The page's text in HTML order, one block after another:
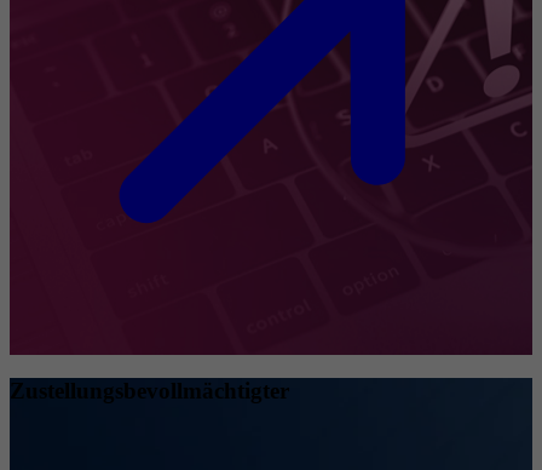
Zustellungsbevollmächtigter